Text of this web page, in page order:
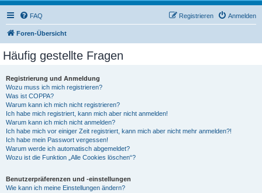
FAQ Anmelden
Registrieren
Foren-Übersicht
Häufig gestellte Fragen
Registrierung und Anmeldung
Wozu muss ich mich registrieren?
Was ist COPPA?
Warum kann ich mich nicht registrieren?
Ich habe mich registriert, kann mich aber nicht anmelden!
Warum kann ich mich nicht anmelden?
Ich habe mich vor einiger Zeit registriert, kann mich aber nicht mehr anmelden?!
Ich habe mein Passwort vergessen!
Warum werde ich automatisch abgemeldet?
Wozu ist die Funktion „Alle Cookies löschen“?
Benutzerpräferenzen und -einstellungen
Wie kann ich meine Einstellungen ändern?